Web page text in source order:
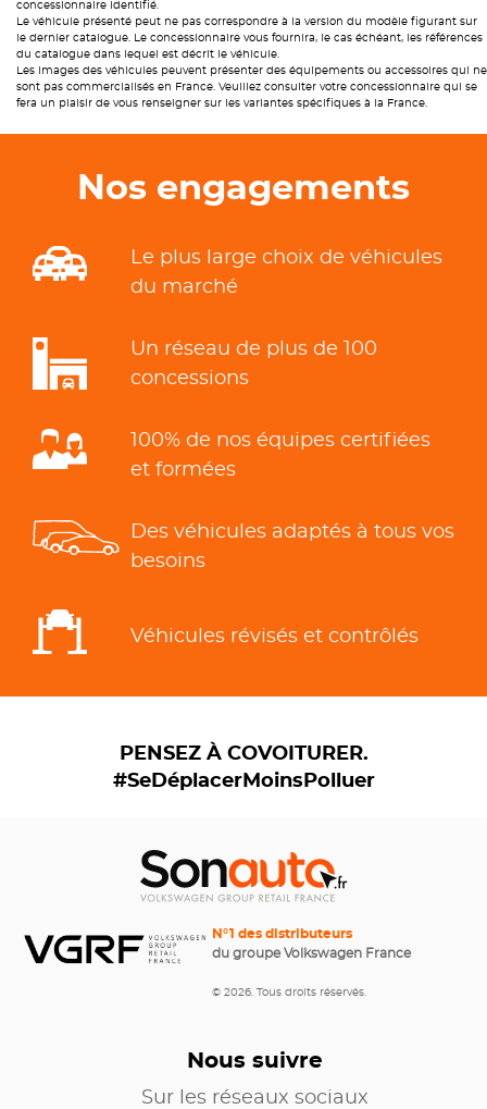
concessionnaire identifié.
Le véhicule présenté peut ne pas correspondre à la version du modèle figurant sur
le dernier catalogue. Le concessionnaire vous fournira, le cas échéant, les références
du catalogue dans lequel est décrit le véhicule.
Les images des véhicules peuvent présenter des équipements ou accessoires qui ne
sont pas commercialisés en France. Veuillez consulter votre concessionnaire qui se
fera un plaisir de vous renseigner sur les variantes spécifiques à la France.
Nos engagements
Le plus large choix de véhicules
du marché
Un réseau de plus de 100
concessions
100% de nos équipes certifiées
et formées
Des véhicules adaptés à tous vos
besoins
Véhicules révisés et contrôlés
PENSEZ À COVOITURER.
#SeDéplacerMoinsPolluer
N°1 des distributeurs
du groupe Volkswagen France
© 2026. Tous droits réservés.
Nous suivre
Sur les réseaux sociaux